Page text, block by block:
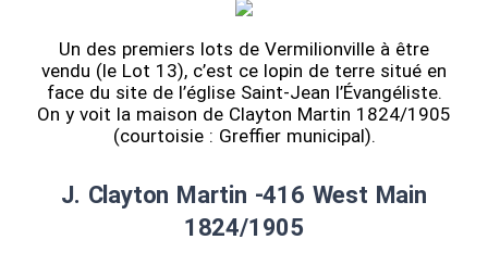
Un des premiers lots de Vermilionville à être
vendu (le Lot 13), c’est ce lopin de terre situé en
face du site de l’église Saint-Jean l’Évangéliste.
On y voit la maison de Clayton Martin 1824/1905
(courtoisie : Greffier municipal).
J. Clayton Martin -416 West Main
1824/1905